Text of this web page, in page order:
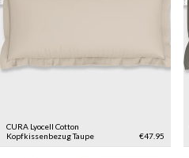
CURA Lyocell Cotton
KopfkissenbezugTaupe €47.95